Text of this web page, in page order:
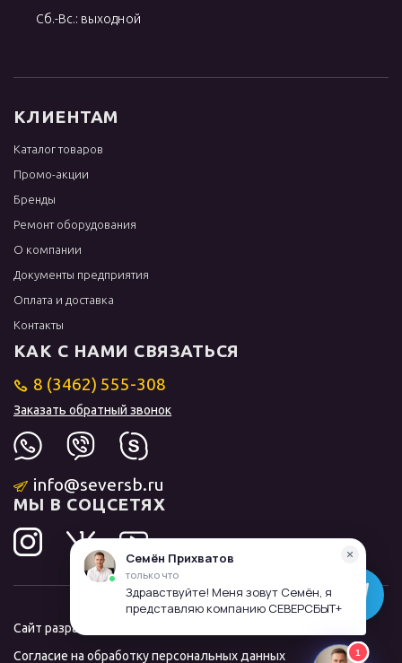
Сб.-Вс.: выходной
КЛИЕНТАМ
Каталог товаров
Промо-акции
Бренды
Ремонт оборудования
О компании
Документы предприятия
Оплата и доставка
Контакты
КАК С НАМИ СВЯЗАТЬСЯ
8 (3462) 555-308
Заказать обратный звонок
info@seversb.ru
МЫ В СОЦСЕТЯХ
Сайт разработал и продвинул
Согласие на обработку персональных данных